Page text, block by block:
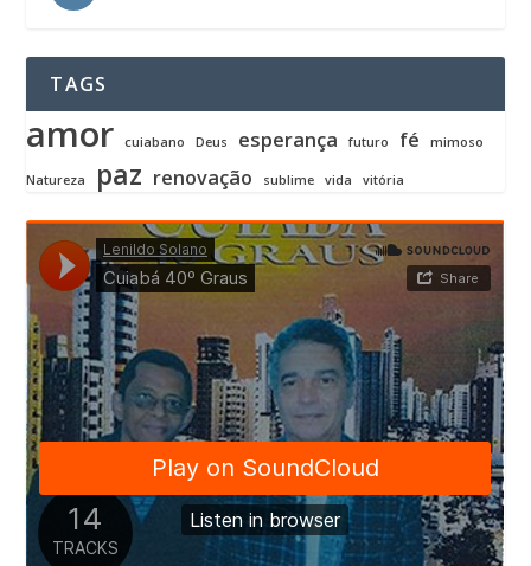
TAGS
amor cuiabano Deus esperança futuro fé mimoso
Natureza paz renovação sublime vida vitória